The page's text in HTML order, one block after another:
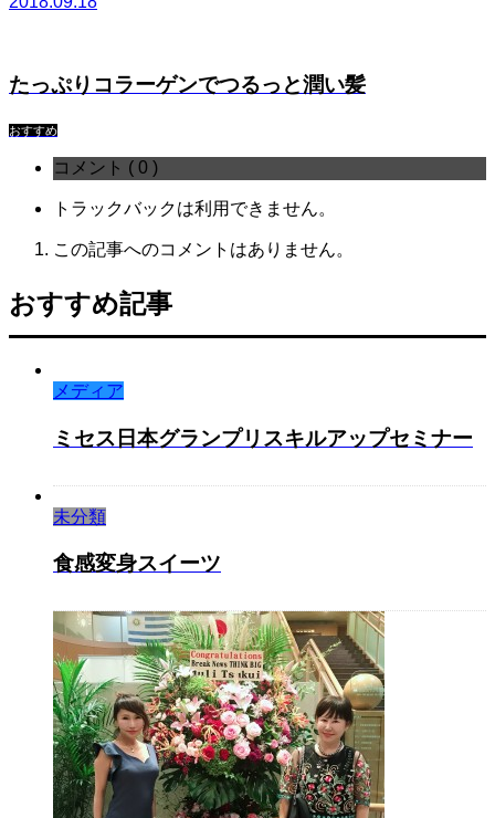
たっぷりコラーゲンでつるっと潤い髪
おすすめ
コメント ( 0 )
トラックバックは利用できません。
この記事へのコメントはありません。
おすすめ記事
メディア
ミセス日本グランプリスキルアップセミナー
未分類
食感変身スイーツ